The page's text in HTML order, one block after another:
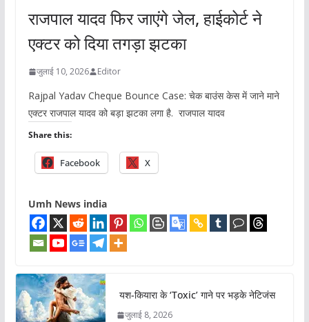
राजपाल यादव फिर जाएंगे जेल, हाईकोर्ट ने
एक्टर को दिया तगड़ा झटका
जुलाई 10, 2026 Editor
Rajpal Yadav Cheque Bounce Case: चेक बाउंस केस में जाने माने
एक्टर राजपाल यादव को बड़ा झटका लगा है. राजपाल यादव
Share this:
Facebook X
Umh News india
यश-कियारा के ‘Toxic’ गाने पर भड़के नेटिजंस
जुलाई 8, 2026